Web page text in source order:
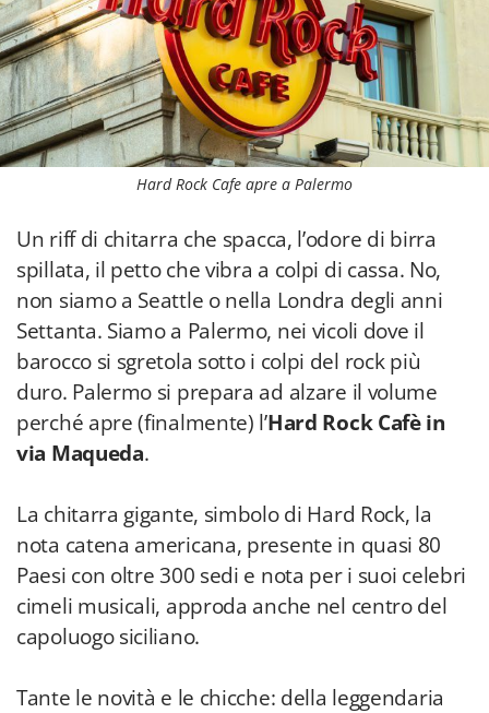
Hard Rock Cafe apre a Palermo
Un riff di chitarra che spacca, l’odore di birra
spillata, il petto che vibra a colpi di cassa. No,
non siamo a Seattle o nella Londra degli anni
Settanta. Siamo a Palermo, nei vicoli dove il
barocco si sgretola sotto i colpi del rock più
duro. Palermo si prepara ad alzare il volume
perché apre (finalmente) l’Hard Rock Cafè in
via Maqueda.
La chitarra gigante, simbolo di Hard Rock, la
nota catena americana, presente in quasi 80
Paesi con oltre 300 sedi e nota per i suoi celebri
cimeli musicali, approda anche nel centro del
capoluogo siciliano.
Tante le novità e le chicche: della leggendaria